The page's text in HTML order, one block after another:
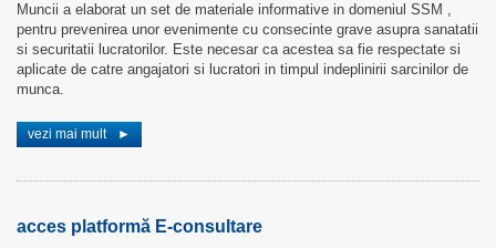
Muncii a elaborat un set de materiale informative in domeniul SSM ,
pentru prevenirea unor evenimente cu consecinte grave asupra sanatatii
si securitatii lucratorilor. Este necesar ca acestea sa fie respectate si
aplicate de catre angajatori si lucratori in timpul indeplinirii sarcinilor de
munca.
vezi mai mult ►
acces platformă E-consultare